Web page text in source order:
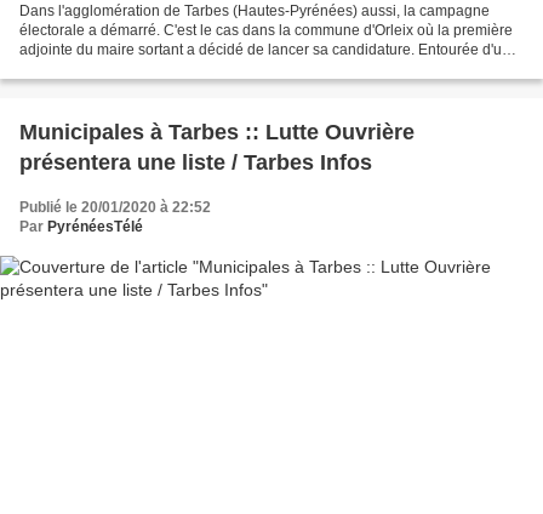
Dans l'agglomération de Tarbes (Hautes-Pyrénées) aussi, la campagne
électorale a démarré. C'est le cas dans la commune d'Orleix où la première
adjointe du maire sortant a décidé de lancer sa candidature. Entourée d'une
Municipales à Tarbes :: Lutte Ouvrière
présentera une liste / Tarbes Infos
Publié le 20/01/2020 à 22:52
Par PyrénéesTélé